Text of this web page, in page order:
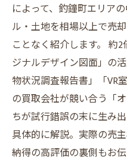
によって、釣鐘町エリア
ル・土地を相場以上で売
ことなく紹介します。 約
ジナルデザイン図面」の
物状況調査報告書」「VR
の買取会社が競い合う「
ちが試行錯誤の末に生み
具体的に解説。実際の売
納得の高評価の裏側もお伝